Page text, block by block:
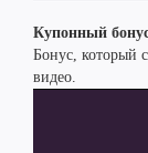
Купонный
Бонус, который
видео.